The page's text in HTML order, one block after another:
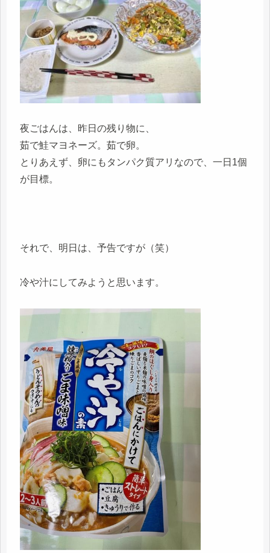
夜ごはんは、昨日の残り物に、
茹で鮭マヨネーズ。茹で卵。
とりあえず、卵にもタンパク質アリなので、一日1個
が目標。
それで、明日は、予告ですが（笑）
冷や汁にしてみようと思います。